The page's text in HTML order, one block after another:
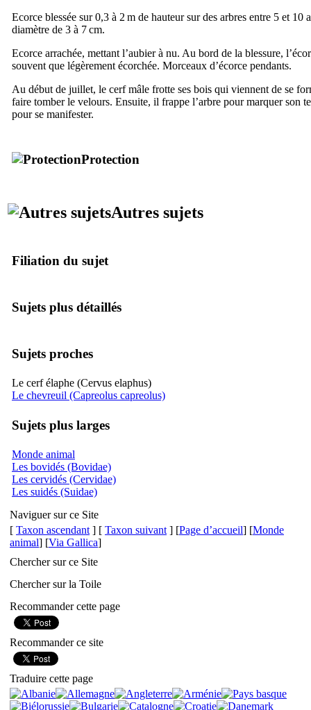
Ecorce blessée sur 0,3 à 2 m de hauteur sur des arbres entre 5 et 10
diamètre de 3 à 7 cm.
Ecorce arrachée, mettant l’aubier à nu. Au bord de la blessure,
souvent que légèrement écorchée. Morceaux d’écorce pendants.
Au début de juillet, le cerf mâle frotte ses bois qui viennent de se
faire tomber le velours. Ensuite, il frappe l’arbre pour marquer son
pour se manifester.
Protection
Autres sujets
Filiation du sujet
Sujets plus détaillés
Sujets proches
Le cerf élaphe (Cervus elaphus)
Le chevreuil (Capreolus capreolus)
Sujets plus larges
Monde animal
Les bovidés (Bovidae)
Les cervidés (Cervidae)
Les suidés (Suidae)
Naviguer sur ce Site
[ Taxon ascendant ] [ Taxon suivant ] [Page d’accueil] [Monde
animal] [Via Gallica]
Chercher sur ce Site
Chercher sur la Toile
Recommander cette page
Recommander ce site
Traduire cette page